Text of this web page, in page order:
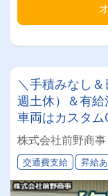
＼手積みなし
週土休）＆有
車両はカスタ
と走りませんか
者0人】＜関東
バー＞
株式会社前野商
交通費支給 昇給